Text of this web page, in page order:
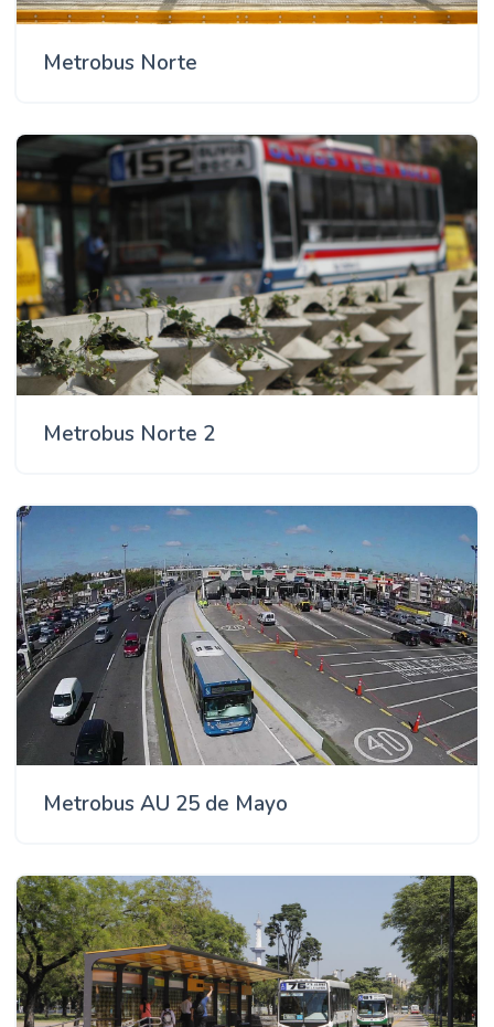
Metrobus Norte
Metrobus Norte 2
Metrobus AU 25 de Mayo